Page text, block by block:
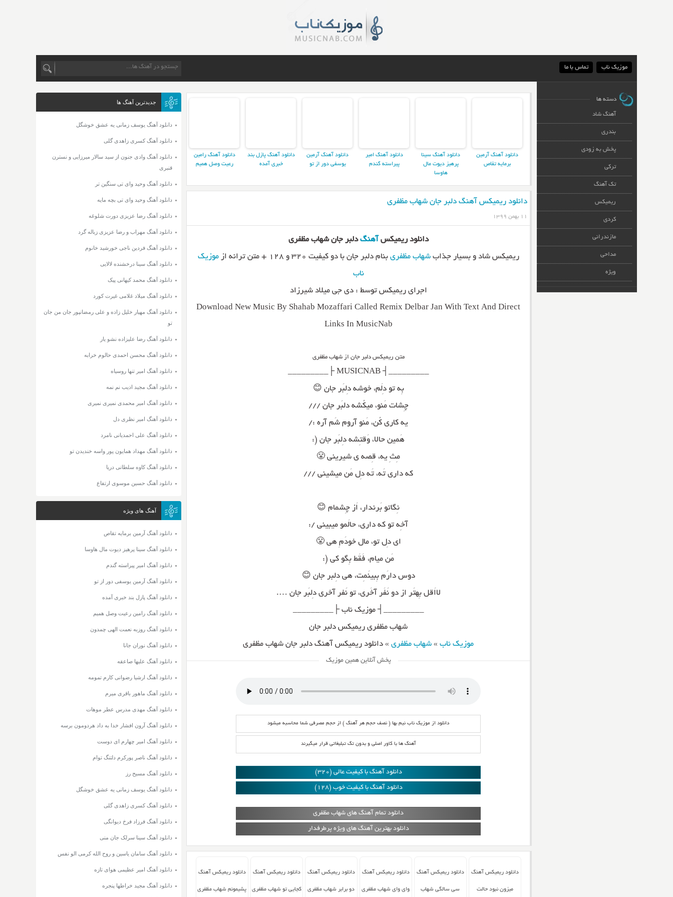
موزیک ناب تماس با ما
دانلود آهنگ آرمین
برمایه تقاص
دانلود آهنگ سینا
پرهیز دیوت مال
هاوسا
دانلود آهنگ امیر
پیراسته گندم
دانلود آهنگ آرمین
یوسفی دور از تو
دانلود آهنگ پازل بند
خبری آمده
دانلود آهنگ رامین
رعیت وصل همیم
دانلود ریمیکس آهنگ دلبر جان شهاب مظفری
۱۱ بهمن ۱۳۹۹
دانلود ریمیکس آهنگدلبر جان شهاب مظفری
ریمیکس شاد و بسیار جذابشهاب مظفری بنام دلبر جان با دو کیفیت ۳۲۰ و ۱۲۸ + متن ترانه از
موزیک
ناب
اجرای ریمیکس توسط : دی جی میلاد شیرزاد
Download New Music By Shahab Mozaffari Called Remix Delbar Jan With Text And Direct
Links In MusicNab
متن ریمیکس دلبر جان از شهاب مظفری
_________┤ MUSICNAB ├_________
بِه تو دِلَم، خوشه دِلبَر جان 😊
چِشات مَنو، میکُشه دلبَر جان ///
یه کاری کُن، مَنو آروم شَم آره :/
هَمین حالا، وَقتِشه دِلبَر جان (:
مِثِ یه، قِصه ی شیرینی 😤
که داری تَه، تَه دِل مَن میشینی ///
نِگاتو بَرندار، اَز چِشمام 😊
آخِه تو که داری، حالَمو میبینی /:
ای دِل تو، مال خودَمِ هی 😤
مَن میام، فَقَط بِگو کی (:
دوس دارَم بِبینَمِت، هی دِلبر جان 😊
لااَقل بِهتَر از دو نَفَر آخَری، تو نَفر آخری دِلبَر جان ….
_________┤ موزیک ناب ├_________
شهاب مظفری ریمیکس دلبر جان
موزیک ناب » شهاب مظفری » دانلود ریمیکس آهنگ دلبر جان شهاب مظفری
پخش آنلاین همین موزیک
دانلود از موزیک ناب نیم بها ( نصف حجم هر آهنگ ) از حجم مصرفی شما محاسبه میشود
آهنگ ها با کاور اصلی و بدون تگ تبلیغاتی قرار میگیرند
دانلود آهنگ با کیفیت عالی (320)
دانلود آهنگ با کیفیت خوب (128)
دانلود تمام آهنگ های شهاب مظفری
دانلود بهترین آهنگ های ویژه پرطرفدار
دانلود ریمیکس آهنگ
میزون نبود حالت
دانلود ریمیکس آهنگ
سی سالگی شهاب
دانلود ریمیکس آهنگ
وای وای شهاب مظفری
دانلود ریمیکس آهنگ
دو برابر شهاب مظفری
دانلود ریمیکس آهنگ
کجایی تو شهاب مظفری
دانلود ریمیکس آهنگ
پشیمونم شهاب مظفری
جدیدترین آهنگ ها
دانلود آهنگ یوسف زمانی یه عشق خوشگل
دانلود آهنگ کسری زاهدی گلی
دانلود آهنگ وادی جنون از سید سالار میرزایی و نسترن
قنبری
دانلود آهنگ وحید وای تی سنگین تر
دانلود آهنگ وحید وای تی بچه مایه
دانلود آهنگ رضا عزیزی دورت شلوغه
دانلود آهنگ مهراب و رضا عزیزی زباله گرد
دانلود آهنگ فردین ناجی خورشید خانوم
دانلود آهنگ سینا درخشنده لالایی
دانلود آهنگ محمد کیهانی پیک
دانلود آهنگ میلاد غلامی غیرت کورد
دانلود آهنگ مهیار خلیل زاده و علی رمضانپور جان من جان
تو
دانلود آهنگ رضا علیزاده نشو یار
دانلود آهنگ محسن احمدی حالوم خرابه
دانلود آهنگ امیر تنها روسیاه
دانلود آهنگ مجید ادیب نم نمه
دانلود آهنگ امیر محمدی نمیری نمیری
دانلود آهنگ امیر نظری دل
دانلود آهنگ علی احمدیانی نامرد
دانلود آهنگ مهداد همایون پور واسه خندیدن تو
دانلود آهنگ کاوه سلطانی دریا
دانلود آهنگ حسین موسوی ارتفاع
آهنگ های ویژه
دانلود آهنگ آرمین برمایه تقاص
دانلود آهنگ سینا پرهیز دیوت مال هاوسا
دانلود آهنگ امیر پیراسته گندم
دانلود آهنگ آرمین یوسفی دور از تو
دانلود آهنگ پازل بند خبری آمده
دانلود آهنگ رامین رعیت وصل همیم
دانلود آهنگ روزبه نعمت الهی چمدون
دانلود آهنگ نوران جانا
دانلود آهنگ علیها صاعقه
دانلود آهنگ ارشیا رضوانی کارم تمومه
دانلود آهنگ ماهور باقری میرم
دانلود آهنگ مهدی مدرس عطر موهات
دانلود آهنگ آرون افشار خدا به داد هردومون برسه
دانلود آهنگ امیر چهارم ای دوست
دانلود آهنگ ناصر پورکرم دلتنگ توام
دانلود آهنگ مسیح رز
دانلود آهنگ یوسف زمانی یه عشق خوشگل
دانلود آهنگ کسری زاهدی گلی
دانلود آهنگ فرزاد فرخ دیوانگی
دانلود آهنگ سینا سرلک جان منی
دانلود آهنگ سامان یاسین و روح الله کرمی الو نفس
دانلود آهنگ امیر عظیمی هوای تازه
دانلود آهنگ مجید خراطها پنجره
دسته ها
آهنگ شاد
بندری
پخش به زودی
ترکی
تک آهنگ
ریمیکس
کردی
مازندرانی
مداحی
ویژه